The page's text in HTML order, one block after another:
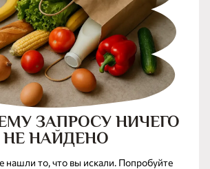
ЗАПРОСУ НИЧЕГО
НЕ НАЙДЕНО
нашли то, что вы искали. Попробуйте